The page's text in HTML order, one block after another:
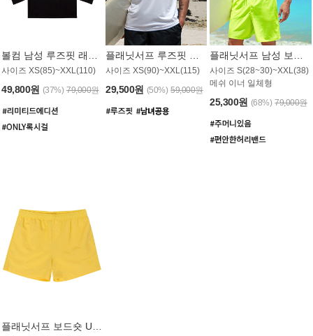
사이즈 XS(85)~XXL(110)
49,800원 (37%) 79,000원
사이즈 XS(90)~XXL(115)
29,500원 (50%) 59,000원
사이즈 S(28~30)~XXL(38)
메쉬 이너 일체형
25,300원 (68%) 79,000원
플래닛서프 보드숏 UMB008YPS